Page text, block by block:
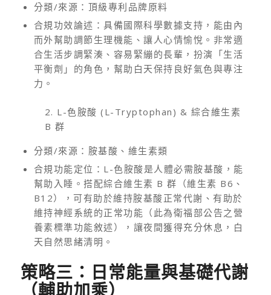
分類/來源：頂級專利品牌原料
合規功效論述：具備國際科學數據支持，能由內
而外幫助調節生理機能、讓人心情愉悅。非常適
合生活步調緊湊、容易緊繃的長輩，扮演「生活
平衡劑」的角色，幫助白天保持良好氣色與專注
力。
2. L-色胺酸 (L-Tryptophan) & 綜合維生素
B 群
分類/來源：胺基酸、維生素類
合規功能定位：L-色胺酸是人體必需胺基酸，能
幫助入睡。搭配綜合維生素 B 群（維生素 B6、
B12），可有助於維持胺基酸正常代謝、有助於
維持神經系統的正常功能（此為衛福部公告之營
養素標準功能敘述），讓夜間獲得充分休息，白
天自然思緒清明。
策略三：日常能量與基礎代謝
（輔助加乘）